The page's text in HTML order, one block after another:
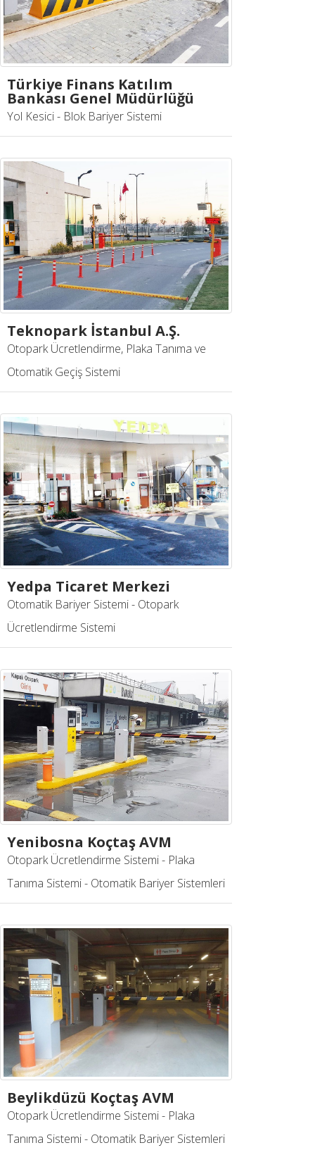
Türkiye Finans Katılım
Bankası Genel Müdürlüğü
Yol Kesici - Blok Bariyer Sistemi
Teknopark İstanbul A.Ş.
Otopark Ücretlendirme, Plaka Tanıma ve
Otomatik Geçiş Sistemi
Yedpa Ticaret Merkezi
Otomatik Bariyer Sistemi - Otopark
Ücretlendirme Sistemi
Yenibosna Koçtaş AVM
Otopark Ücretlendirme Sistemi - Plaka
Tanıma Sistemi - Otomatik Bariyer Sistemleri
Beylikdüzü Koçtaş AVM
Otopark Ücretlendirme Sistemi - Plaka
Tanıma Sistemi - Otomatik Bariyer Sistemleri